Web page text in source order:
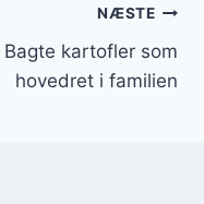
NÆSTE
Bagte kartofler som
hovedret i familien